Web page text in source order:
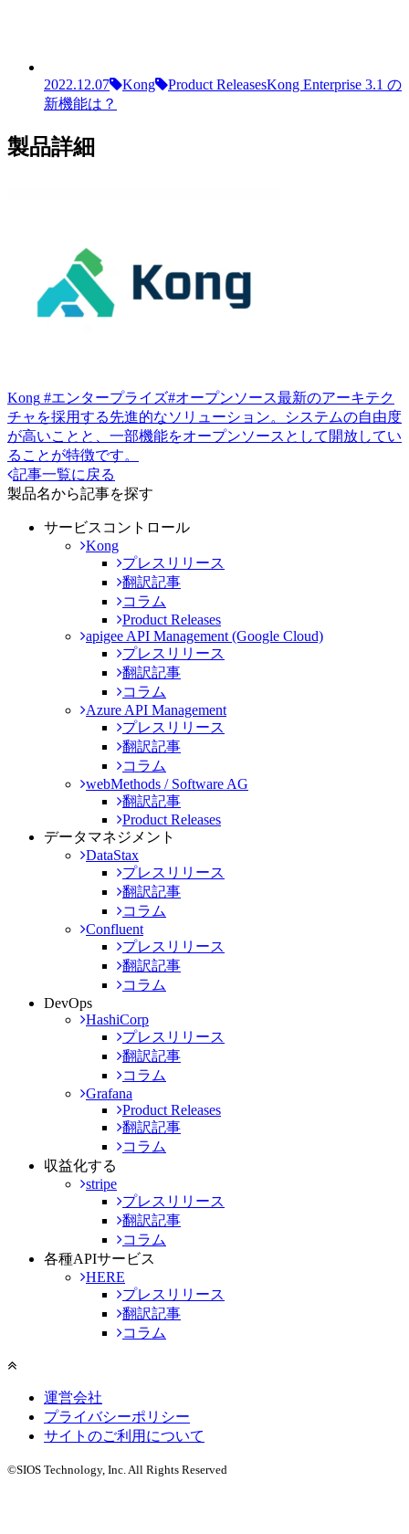
2022.12.07 Kong Product ReleasesKong Enterprise 3.1 の
新機能は？
製品詳細
Kong #エンタープライズ#オープンソース最新のアーキテク
チャを採用する先進的なソリューション。システムの自由度
が高いことと、一部機能をオープンソースとして開放してい
ることが特徴です。
記事一覧に戻る
製品名から記事を探す
サービスコントロール
Kong
プレスリリース
翻訳記事
コラム
Product Releases
apigee API Management (Google Cloud)
プレスリリース
翻訳記事
コラム
Azure API Management
プレスリリース
翻訳記事
コラム
webMethods / Software AG
翻訳記事
Product Releases
データマネジメント
DataStax
プレスリリース
翻訳記事
コラム
Confluent
プレスリリース
翻訳記事
コラム
DevOps
HashiCorp
プレスリリース
翻訳記事
コラム
Grafana
Product Releases
翻訳記事
コラム
収益化する
stripe
プレスリリース
翻訳記事
コラム
各種APIサービス
HERE
プレスリリース
翻訳記事
コラム
運営会社
プライバシーポリシー
サイトのご利用について
©SIOS Technology, Inc. All Rights Reserved